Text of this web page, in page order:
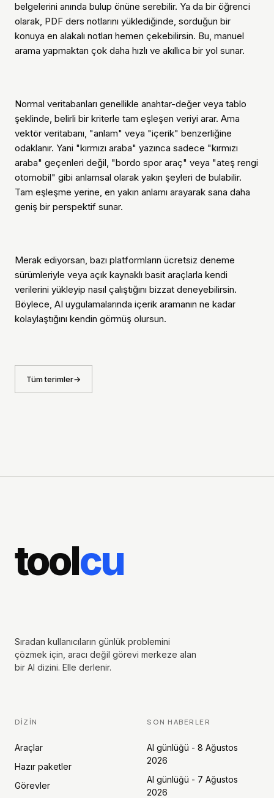
belgelerini anında bulup önüne serebilir. Ya da bir öğrenci
olarak, PDF ders notlarını yüklediğinde, sorduğun bir
konuya en alakalı notları hemen çekebilirsin. Bu, manuel
arama yapmaktan çok daha hızlı ve akıllıca bir yol sunar.
Normal veritabanları genellikle anahtar-değer veya tablo
şeklinde, belirli bir kriterle tam eşleşen veriyi arar. Ama
vektör veritabanı, "anlam" veya "içerik" benzerliğine
odaklanır. Yani "kırmızı araba" yazınca sadece "kırmızı
araba" geçenleri değil, "bordo spor araç" veya "ateş rengi
otomobil" gibi anlamsal olarak yakın şeyleri de bulabilir.
Tam eşleşme yerine, en yakın anlamı arayarak sana daha
geniş bir perspektif sunar.
Merak ediyorsan, bazı platformların ücretsiz deneme
sürümleriyle veya açık kaynaklı basit araçlarla kendi
verilerini yükleyip nasıl çalıştığını bizzat deneyebilirsin.
Böylece, AI uygulamalarında içerik aramanın ne kadar
kolaylaştığını kendin görmüş olursun.
Tüm terimler
toolcu
Sıradan kullanıcıların günlük problemini
çözmek için, aracı değil görevi merkeze alan
bir AI dizini. Elle derlenir.
DIZIN
Araçlar
Hazır paketler
Görevler
SON HABERLER
AI günlüğü - 8 Ağustos
2026
AI günlüğü - 7 Ağustos
2026